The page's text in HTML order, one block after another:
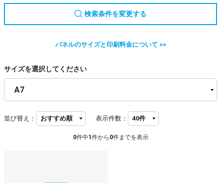
検索条件を変更する
パネルのサイズと印刷料金について >>
サイズを選択してください
並び替え： 表示件数：
0件中1 件から 0件までを表示